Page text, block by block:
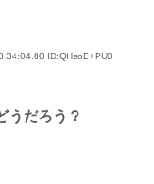
ID:QHsoE+PU0
うだろう？